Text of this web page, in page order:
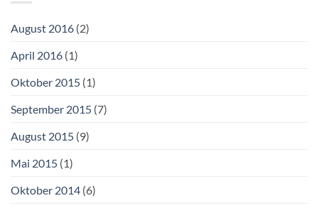
August 2016 (2)
April 2016 (1)
Oktober 2015 (1)
September 2015 (7)
August 2015 (9)
Mai 2015 (1)
Oktober 2014 (6)